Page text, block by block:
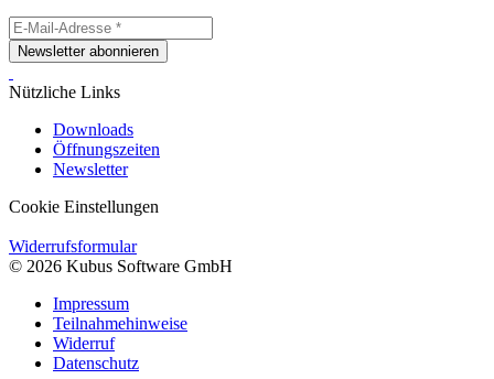
Newsletter abonnieren
Nützliche Links
Downloads
Öffnungszeiten
Newsletter
Cookie Einstellungen
Widerrufsformular
© 2026 Kubus Software GmbH
Impressum
Teilnahmehinweise
Widerruf
Datenschutz